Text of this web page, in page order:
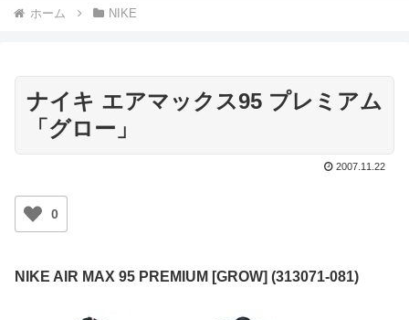
ホーム NIKE
ナイキ エアマックス95 プレミアム
「グロー」
2007.11.22
0
NIKE AIR MAX 95 PREMIUM [GROW] (313071-081)